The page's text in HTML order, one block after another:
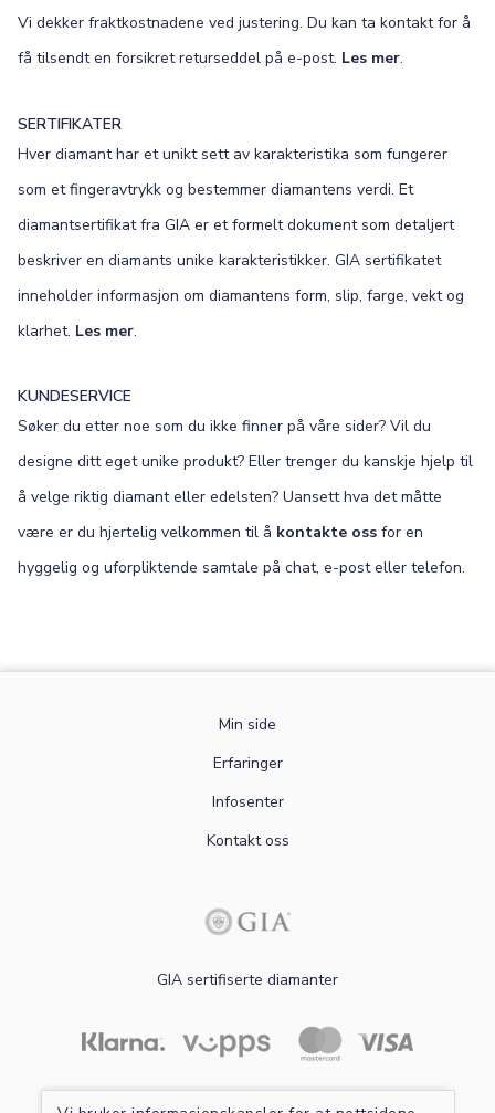
Vi dekker fraktkostnadene ved justering. Du kan ta kontakt for å
få tilsendt en forsikret returseddel på e-post. Les mer.
SERTIFIKATER
Hver diamant har et unikt sett av karakteristika som fungerer
som et fingeravtrykk og bestemmer diamantens verdi. Et
diamantsertifikat fra GIA er et formelt dokument som detaljert
beskriver en diamants unike karakteristikker. GIA sertifikatet
inneholder informasjon om diamantens form, slip, farge, vekt og
klarhet. Les mer.
KUNDESERVICE
Søker du etter noe som du ikke finner på våre sider? Vil du
designe ditt eget unike produkt? Eller trenger du kanskje hjelp til
å velge riktig diamant eller edelsten? Uansett hva det måtte
være er du hjertelig velkommen til å kontakte oss for en
hyggelig og uforpliktende samtale på chat, e-post eller telefon.
Min side
Erfaringer
Infosenter
Kontakt oss
GIA sertifiserte diamanter
Les mer om sikker betaling